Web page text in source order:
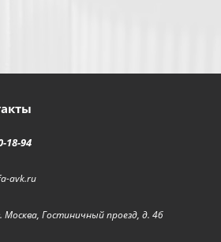
18-94
avk.ru
Москва, Гостиничный проезд, д. 4б